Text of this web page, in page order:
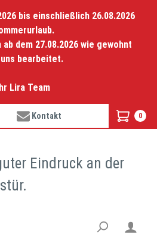
bis einschließlich 26.08.2026
dem 27.08.2026 wie gewohnt
bearbeitet.
Lira Team
Kontakt 0
Eindruck an der